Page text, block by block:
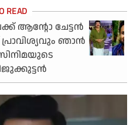
ആന്റോ ചേട്ടന്‍
ഞാന്‍